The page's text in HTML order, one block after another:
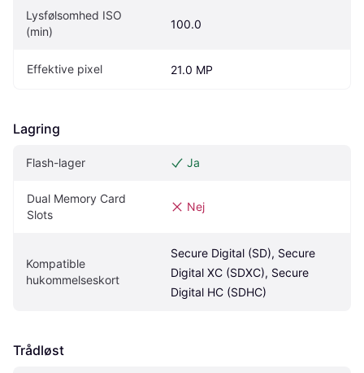
Lysfølsomhed ISO
(min)
100.0
Effektive pixel 21.0 MP
Lagring
Flash-lager Ja
Dual Memory Card
Slots
Nej
Kompatible
hukommelseskort
Secure Digital (SD), Secure
Digital XC (SDXC), Secure
Digital HC (SDHC)
Trådløst